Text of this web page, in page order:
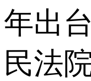
年出
民法